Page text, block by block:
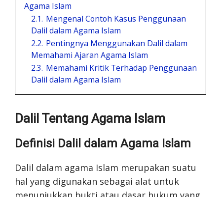
Agama Islam
2.1. Mengenal Contoh Kasus Penggunaan
Dalil dalam Agama Islam
2.2. Pentingnya Menggunakan Dalil dalam
Memahami Ajaran Agama Islam
2.3. Memahami Kritik Terhadap Penggunaan
Dalil dalam Agama Islam
Dalil Tentang Agama Islam
Definisi Dalil dalam Agama Islam
Dalil dalam agama Islam merupakan suatu
hal yang digunakan sebagai alat untuk